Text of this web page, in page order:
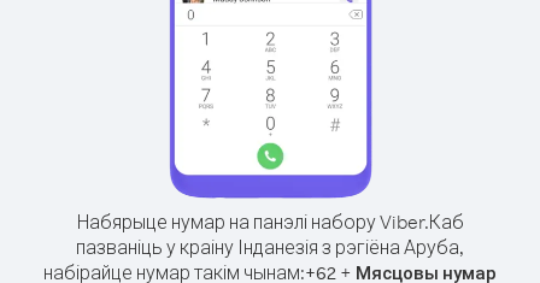
Набярыце нумар на панэлі набору Viber.Каб
пазваніць у краіну Інданезія з рэгіёна Аруба,
набірайце нумар такім чынам:+62 + Мясцовы нумар